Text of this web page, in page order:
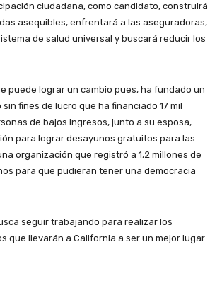
ciudadana, como candidato, construirá
asequibles, enfrentará a las aseguradoras,
de salud universal y buscará reducir los
puede lograr un cambio pues, ha fundado un
fines de lucro que ha financiado 17 mil
de bajos ingresos, junto a su esposa,
para lograr desayunos gratuitos para las
organización que registró a 1,2 millones de
para que pudieran tener una democracia
seguir trabajando para realizar los
que llevarán a California a ser un mejor lugar